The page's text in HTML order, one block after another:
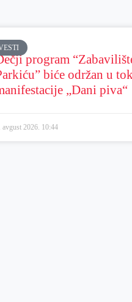
program
biće održan u
„Dani piva“
avgust 2026. 10:44